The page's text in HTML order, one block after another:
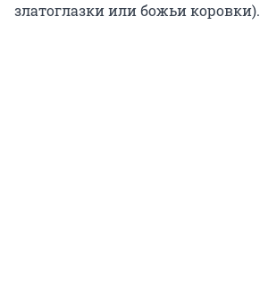
златоглазки или божьи коровки).